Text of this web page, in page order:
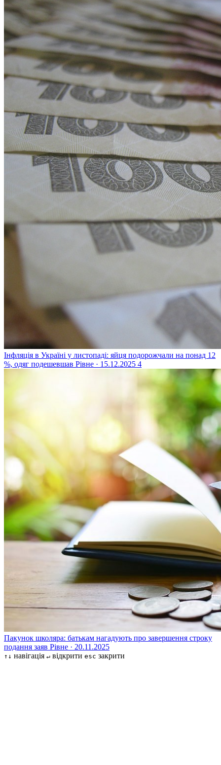
Інфляція в Україні у листопаді: яйця подорожчали на понад 12
%, одяг подешевшав Рівне · 15.12.2025 4
Пакунок школяра: батькам нагадують про завершення строку
подання заяв Рівне · 20.11.2025
↑↓ навігація ↵ відкрити esc закрити